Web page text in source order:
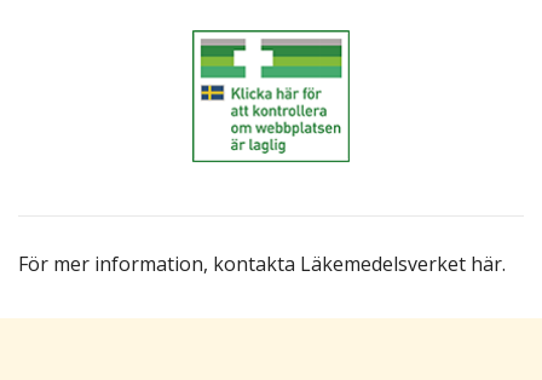
För mer information, kontakta Läkemedelsverket här.